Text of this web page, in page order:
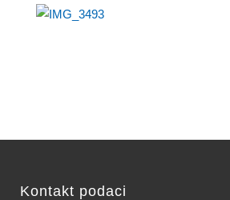
Kontakt podaci